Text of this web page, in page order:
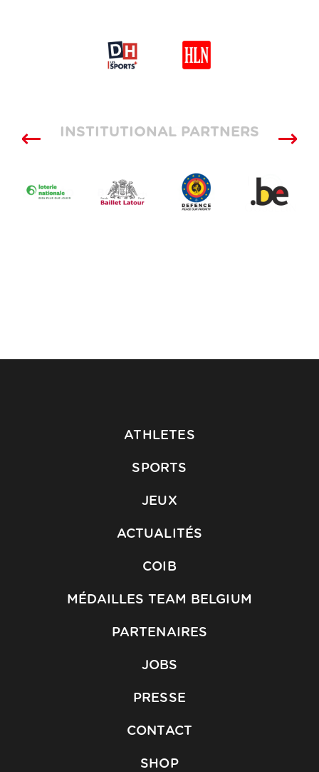
INSTITUTIONAL PARTNERS
ATHLETES
SPORTS
JEUX
ACTUALITÉS
COIB
MÉDAILLES TEAM BELGIUM
PARTENAIRES
JOBS
PRESSE
CONTACT
SHOP